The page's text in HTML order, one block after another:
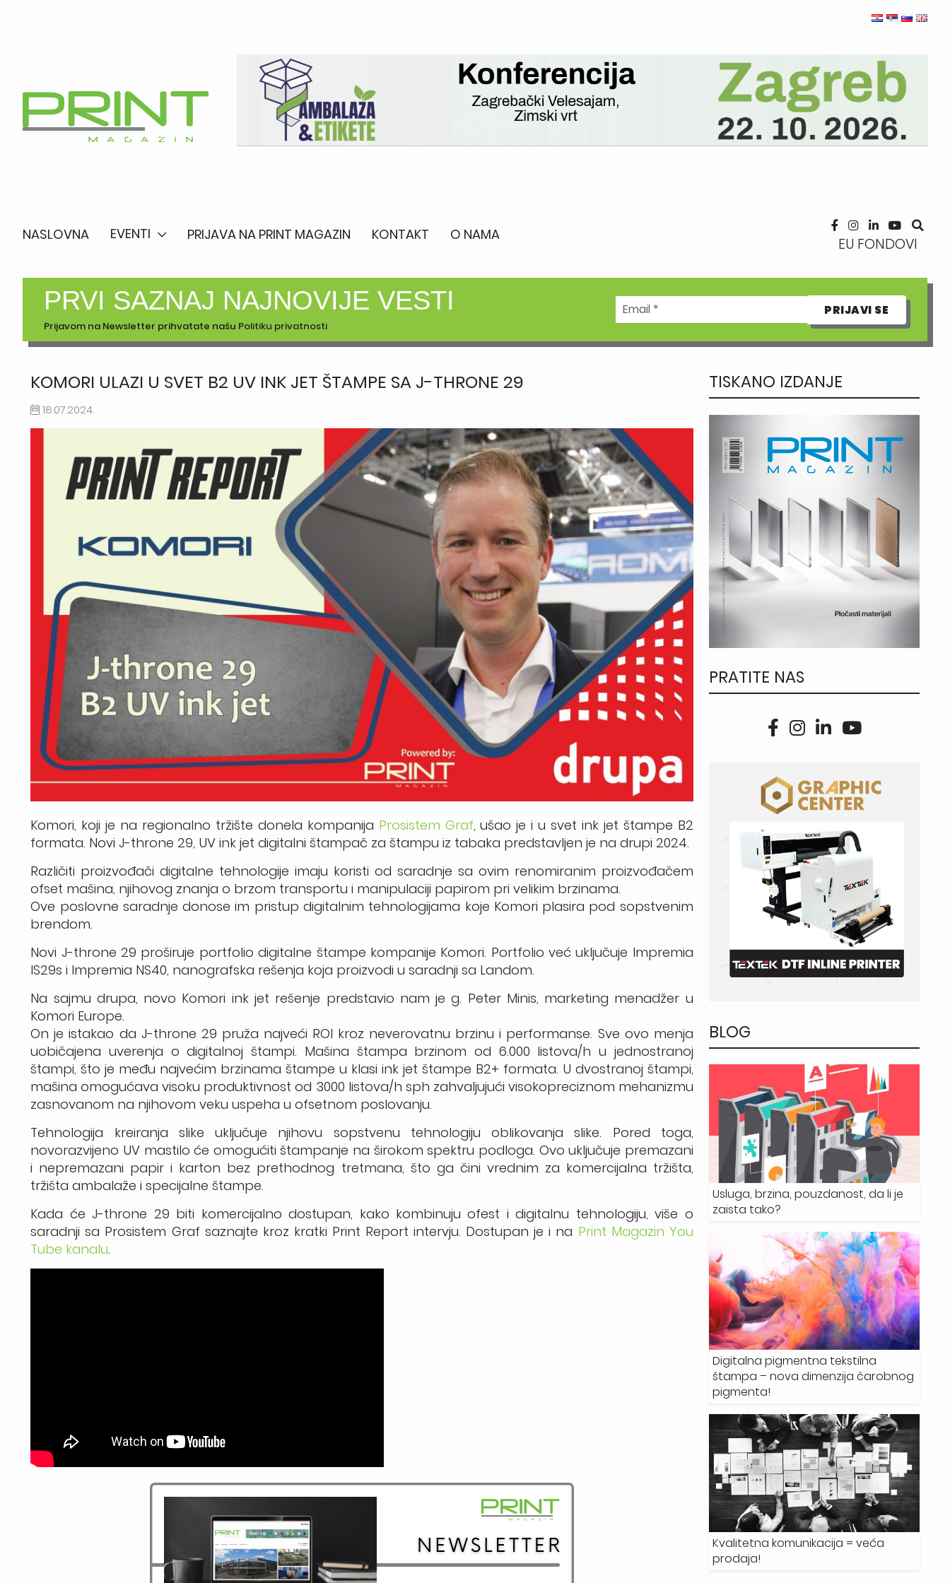
NASLOVNA EVENTI PRIJAVA NA PRINT MAGAZIN KONTAKT O NAMA
EU FONDOVI
PRVI SAZNAJ NAJNOVIJE VESTI
Prijavom na Newsletter prihvatate našu Politiku privatnosti
KOMORI ULAZI U SVET B2 UV INK JET ŠTAMPE SA J-THRONE 29
18.07.2024.
Komori, koji je na regionalno tržište donela kompanija Prosistem Graf, ušao je i u svet ink jet štampe B2
formata. Novi J-throne 29, UV ink jet digitalni štampač za štampu iz tabaka predstavljen je na drupi 2024.
Različiti proizvođači digitalne tehnologije imaju koristi od saradnje sa ovim renomiranim proizvođačem
ofset mašina, njihovog znanja o brzom transportu i manipulaciji papirom pri velikim brzinama.
Ove poslovne saradnje donose im pristup digitalnim tehnologijama koje Komori plasira pod sopstvenim
brendom.
Novi J-throne 29 proširuje portfolio digitalne štampe kompanije Komori. Portfolio već uključuje Impremia
IS29s i Impremia NS40, nanografska rešenja koja proizvodi u saradnji sa Landom.
Na sajmu drupa, novo Komori ink jet rešenje predstavio nam je g. Peter Minis, marketing menadžer u
Komori Europe.
On je istakao da J-throne 29 pruža najveći ROI kroz neverovatnu brzinu i performanse. Sve ovo menja
uobičajena uverenja o digitalnoj štampi. Mašina štampa brzinom od 6.000 listova/h u jednostranoj
štampi, što je među najvećim brzinama štampe u klasi ink jet štampe B2+ formata. U dvostranoj štampi,
mašina omogućava visoku produktivnost od 3000 listova/h sph zahvaljujući visokopreciznom mehanizmu
zasnovanom na njihovom veku uspeha u ofsetnom poslovanju.
Tehnologija kreiranja slike uključuje njihovu sopstvenu tehnologiju oblikovanja slike. Pored toga,
novorazvijeno UV mastilo će omogućiti štampanje na širokom spektru podloga. Ovo uključuje premazani
i nepremazani papir i karton bez prethodnog tretmana, što ga čini vrednim za komercijalna tržišta,
tržišta ambalaže i specijalne štampe.
Kada će J-throne 29 biti komercijalno dostupan, kako kombinuju ofest i digitalnu tehnologiju, više o
saradnji sa Prosistem Graf saznajte kroz kratki Print Report intervju. Dostupan je i na Print Magazin You
Tube kanalu.
TISKANO IZDANJE
PRATITE NAS
BLOG
Usluga, brzina, pouzdanost, da li je
zaista tako?
Digitalna pigmentna tekstilna
štampa – nova dimenzija čarobnog
pigmenta!
Kvalitetna komunikacija = veća
prodaja!